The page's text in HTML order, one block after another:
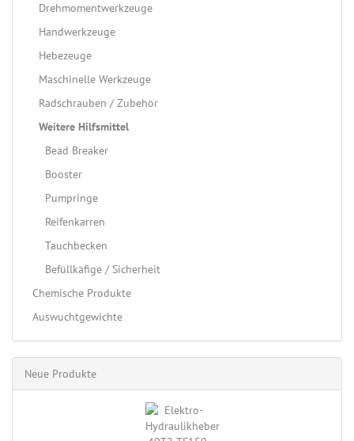
Drehmomentwerkzeuge
Handwerkzeuge
Hebezeuge
Maschinelle Werkzeuge
Radschrauben / Zubehör
Weitere Hilfsmittel
Bead Breaker
Booster
Pumpringe
Reifenkarren
Tauchbecken
Befüllkäfige / Sicherheit
Chemische Produkte
Auswuchtgewichte
Neue Produkte